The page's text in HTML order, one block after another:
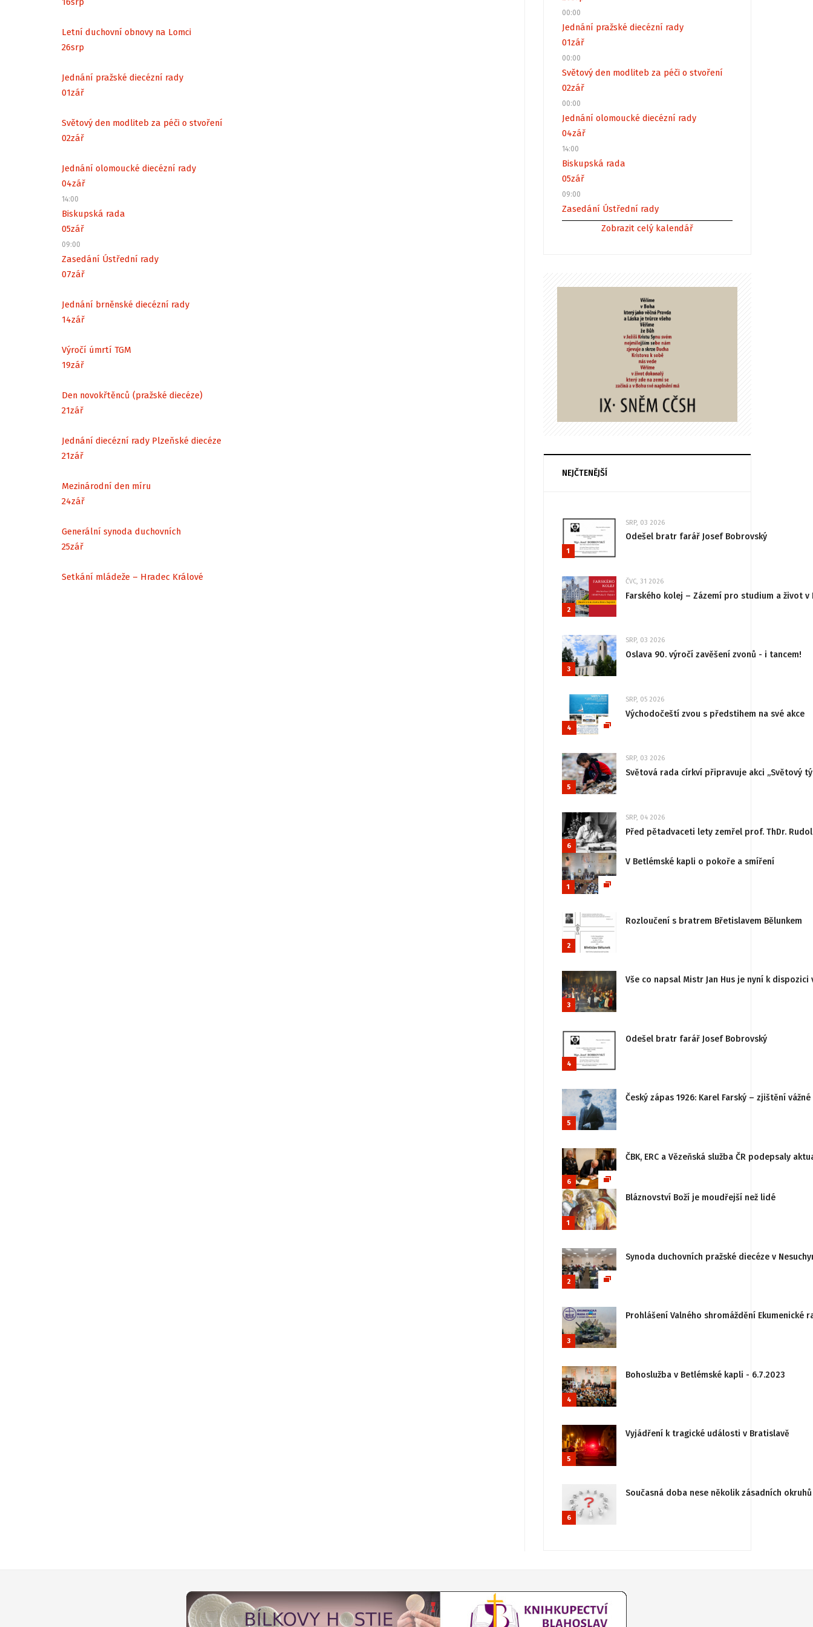
Letní duchovní obnovy na Lomci
26srp
Jednání pražské diecézní rady
01zář
Světový den modliteb za péči o stvoření
02zář
Jednání olomoucké diecézní rady
04zář
14:00
Biskupská rada
05zář
09:00
Zasedání Ústřední rady
07zář
Jednání brněnské diecézní rady
14zář
Výročí úmrtí TGM
19zář
Den novokřtěnců (pražské diecéze)
21zář
Jednání diecézní rady Plzeňské diecéze
21zář
Mezinárodní den míru
24zář
Generální synoda duchovních
25zář
Setkání mládeže – Hradec Králové
00:00
Jednání pražské diecézní rady
01zář
00:00
Světový den modliteb za péči o stvoření
02zář
00:00
Jednání olomoucké diecézní rady
04zář
14:00
Biskupská rada
05zář
09:00
Zasedání Ústřední rady
Zobrazit celý kalendář
NEJČTENĚJŠÍ
1
SRP, 03 2026
Odešel bratr farář Josef Bobrovský
2
ČVC, 31 2026
Farského kolej – Zázemí pro studium a život v
3
SRP, 03 2026
Oslava 90. výročí zavěšení zvonů - i tancem!
4
SRP, 05 2026
Východočeští zvou s předstihem na své akce
5
SRP, 03 2026
Světová rada církví připravuje akci „Světový
6
SRP, 04 2026
Před pětadvaceti lety zemřel prof. ThDr.
1
V Betlémské kapli o pokoře a smíření
2
Rozloučení s bratrem Břetislavem Bělunkem
3
Vše co napsal Mistr Jan Hus je nyní k
4
Odešel bratr farář Josef Bobrovský
5
Český zápas 1926: Karel Farský – zjištění
6
ČBK, ERC a Vězeňská služba ČR podepsaly
1
Bláznovství Boží je moudřejší než lidé
2
Synoda duchovních pražské diecéze v
3
Prohlášení Valného shromáždění
4
Bohoslužba v Betlémské kapli - 6.7.2023
5
Vyjádření k tragické události v Bratislavě
6
Současná doba nese několik zásadních